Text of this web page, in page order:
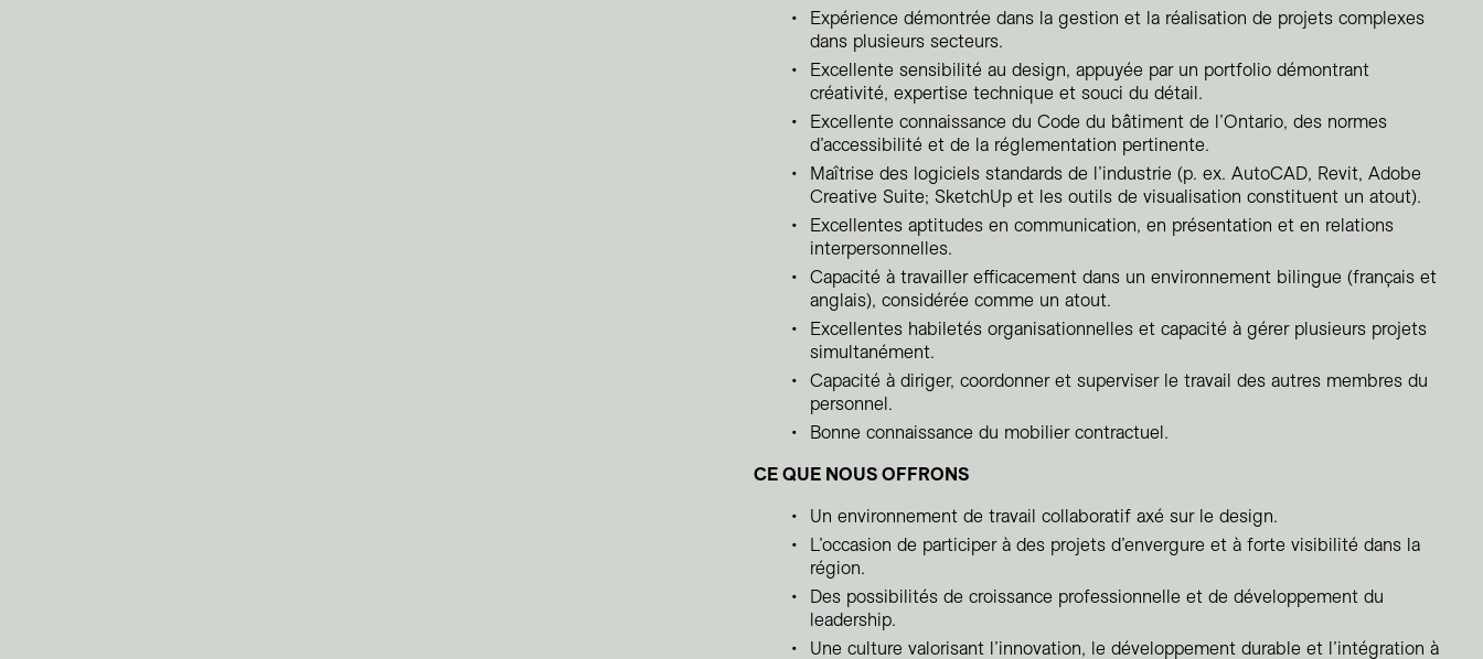
Expérience démontrée dans la gestion et la réalisation de projets complexes
dans plusieurs secteurs.
Excellente sensibilité au design, appuyée par un portfolio démontrant
créativité, expertise technique et souci du détail.
Excellente connaissance du Code du bâtiment de l’Ontario, des normes
d’accessibilité et de la réglementation pertinente.
Maîtrise des logiciels standards de l’industrie (p. ex. AutoCAD, Revit, Adobe
Creative Suite; SketchUp et les outils de visualisation constituent un atout).
Excellentes aptitudes en communication, en présentation et en relations
interpersonnelles.
Capacité à travailler efficacement dans un environnement bilingue (français et
anglais), considérée comme un atout.
Excellentes habiletés organisationnelles et capacité à gérer plusieurs projets
simultanément.
Capacité à diriger, coordonner et superviser le travail des autres membres du
personnel.
Bonne connaissance du mobilier contractuel.
CE QUE NOUS OFFRONS
Un environnement de travail collaboratif axé sur le design.
L’occasion de participer à des projets d’envergure et à forte visibilité dans la
région.
Des possibilités de croissance professionnelle et de développement du
leadership.
Une culture valorisant l’innovation, le développement durable et l’intégration à